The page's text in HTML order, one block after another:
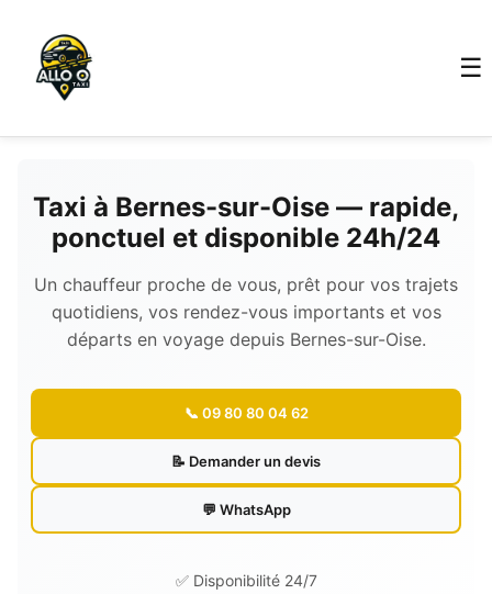
☰
Taxi à Bernes-sur-Oise — rapide,
ponctuel et disponible 24h/24
Un chauffeur proche de vous, prêt pour vos trajets
quotidiens, vos rendez-vous importants et vos
départs en voyage depuis Bernes-sur-Oise.
📞 09 80 80 04 62
📝 Demander un devis
💬 WhatsApp
✅ Disponibilité 24/7